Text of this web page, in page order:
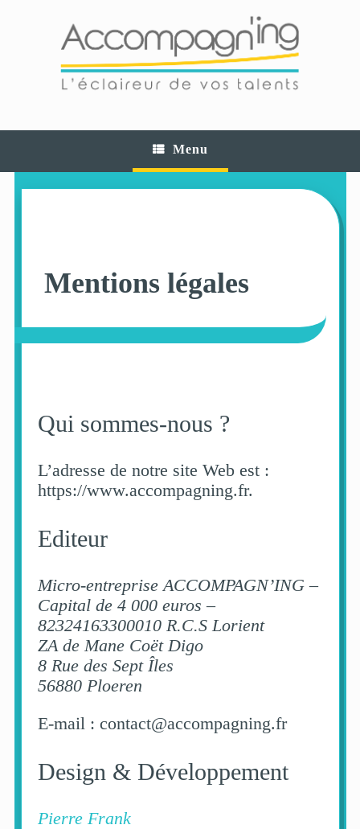
Menu
Mentions légales
Qui sommes-nous ?
L’adresse de notre site Web est :
https://www.accompagning.fr.
Editeur
Micro-entreprise ACCOMPAGN’ING –
Capital de 4 000 euros –
82324163300010 R.C.S Lorient
ZA de Mane Coët Digo
8 Rue des Sept Îles
56880 Ploeren
E-mail : contact@accompagning.fr
Design & Développement
Pierre Frank